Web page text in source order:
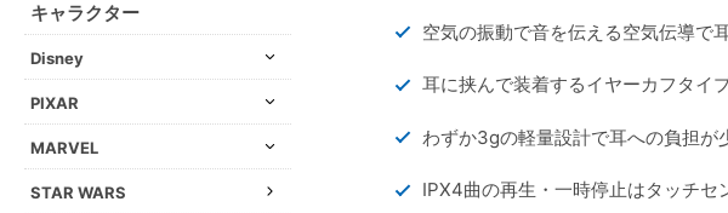
キャラクター
Disney
PIXAR
MARVEL
STAR WARS
空気の振動で音を伝える空気伝導で
耳に挟んで装着するイヤーカフタイ
わずか3gの軽量設計で耳への負担が
IPX4曲の再生・一時停止はタッチセ